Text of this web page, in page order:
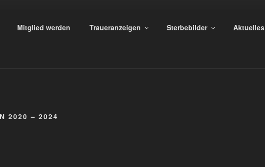
HEMERAU
Mitglied werden Traueranzeigen Sterbebilder Aktuelles
2020 – 2024